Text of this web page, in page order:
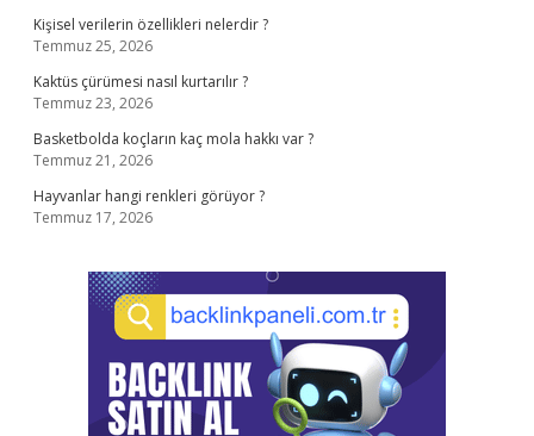
Kişisel verilerin özellikleri nelerdir ?
Temmuz 25, 2026
Kaktüs çürümesi nasıl kurtarılır ?
Temmuz 23, 2026
Basketbolda koçların kaç mola hakkı var ?
Temmuz 21, 2026
Hayvanlar hangi renkleri görüyor ?
Temmuz 17, 2026